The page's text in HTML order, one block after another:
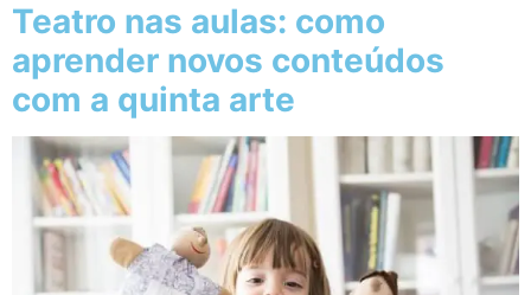
Teatro nas aulas: como
aprender novos conteúdos
com a quinta arte